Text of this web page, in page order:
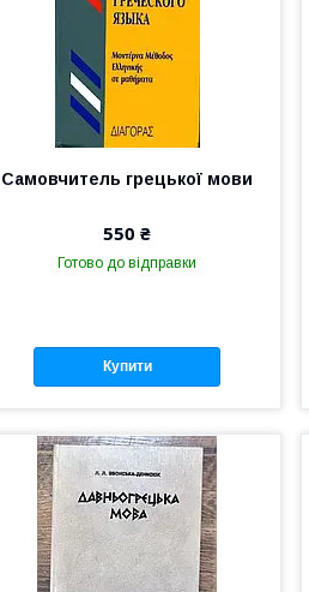
Самовчитель грецької мови
550 ₴
Готово до відправки
Купити